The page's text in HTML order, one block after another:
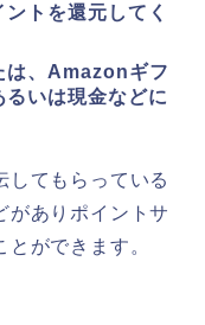
トを還元してく
は、Amazonギフ
るいは現金などに
してもらっている
がありポイントサ
ができます。